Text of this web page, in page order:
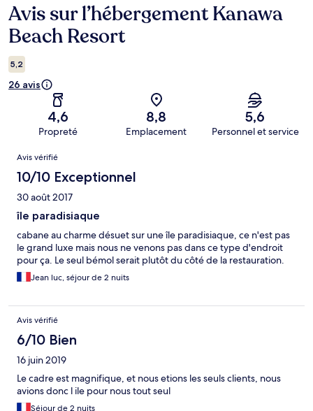
Avis
Avis sur l’hébergement Kanawa
Beach Resort
5,2
26 avis
4,6
Propreté
8,8
Emplacement
5,6
Personnel et service
Avis
Avis vérifié
10/10 Exceptionnel
30 août 2017
île paradisiaque
cabane au charme désuet sur une île paradisiaque, ce n'est pas
le grand luxe mais nous ne venons pas dans ce type d'endroit
pour ça. Le seul bémol serait plutôt du côté de la restauration.
Jean luc, séjour de 2 nuits
Avis vérifié
6/10 Bien
16 juin 2019
Le cadre est magnifique, et nous etions les seuls clients, nous
avions donc l ile pour nous tout seul
Séjour de 2 nuits